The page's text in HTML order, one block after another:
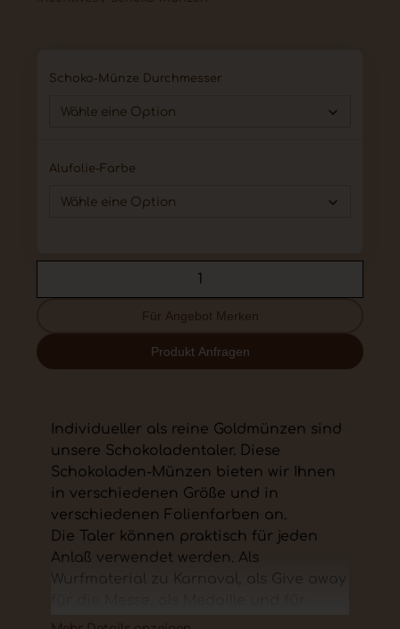
Schoko-Münze Durchmesser
Alufolie-Farbe
Für Angebot Merken
Produkt Anfragen
Individueller als reine Goldmünzen sind
unsere Schokoladentaler. Diese
Schokoladen-Münzen bieten wir Ihnen
in verschiedenen Größe und in
verschiedenen Folienfarben an.
Die Taler können praktisch für jeden
Anlaß verwendet werden. Als
Wurfmaterial zu Karnaval, als Give away
Mailing.